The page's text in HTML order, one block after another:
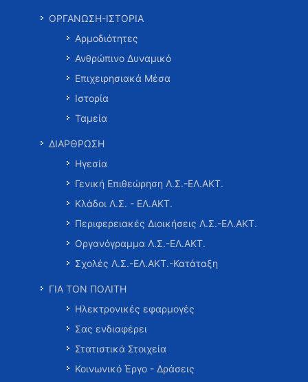
ΟΡΓΑΝΩΣΗ-ΙΣΤΟΡΙΑ
Αρμοδιότητες
Ανθρώπινο Δυναμικό
Επιχειρησιακά Μέσα
Ιστορία
Ταμεία
ΔΙΑΡΘΡΩΣΗ
Ηγεσία
Γενική Επιθεώρηση Λ.Σ.-ΕΛ.ΑΚΤ.
Κλάδοι Λ.Σ. - ΕΛ.ΑΚΤ.
Περιφερειακές Διοικήσεις Λ.Σ.-ΕΛ.ΑΚΤ.
Οργανόγραμμα Λ.Σ.-ΕΛ.ΑΚΤ.
Σχολές Λ.Σ.-ΕΛ.ΑΚΤ.-Κατάταξη
ΓΙΑ ΤΟΝ ΠΟΛΙΤΗ
Ηλεκτρονικές εφαρμογές
Σας ενδιαφέρει
Στατιστικά Στοιχεία
Κοινωνικό Έργο - Δράσεις